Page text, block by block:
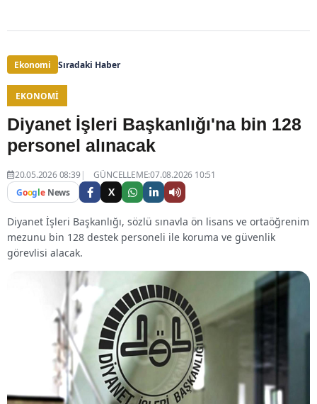
Ekonomi Sıradaki Haber
EKONOMI
Diyanet İşleri Başkanlığı'na bin 128
personel alınacak
20.05.2026 08:39
GÜNCELLEME:07.08.2026 10:51
Google News X
Diyanet İşleri Başkanlığı, sözlü sınavla ön lisans ve ortaöğrenim
mezunu bin 128 destek personeli ile koruma ve güvenlik
görevlisi alacak.